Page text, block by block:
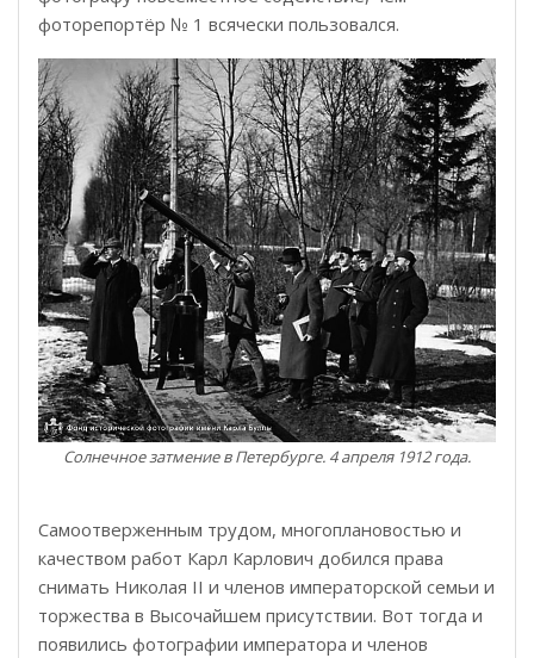
фоторепортёр № 1 всячески пользовался.
Солнечное затмение в Петербурге. 4 апреля 1912 года.
Самоотверженным трудом, многоплановостью и
качеством работ Карл Карлович добился права
снимать Николая II и членов императорской семьи и
торжества в Высочайшем присутствии. Вот тогда и
появились фотографии императора и членов